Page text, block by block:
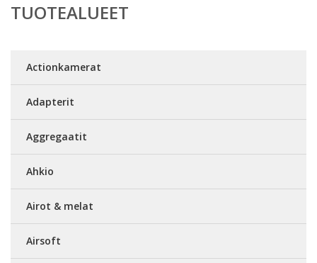
TUOTEALUEET
Actionkamerat
Adapterit
Aggregaatit
Ahkio
Airot & melat
Airsoft